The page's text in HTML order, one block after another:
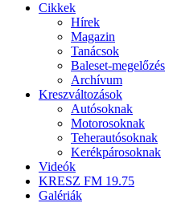
Cikkek
Hírek
Magazin
Tanácsok
Baleset-megelőzés
Archívum
Kreszváltozások
Autósoknak
Motorosoknak
Teherautósoknak
Kerékpárosoknak
Videók
KRESZ FM 19.75
Galériák